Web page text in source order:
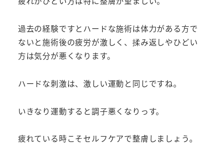
過去の経験ですとハードな施術は体力がある方で
ないと施術後の疲労が激しく、揉み返しやひどい
方は気分が悪くなります。
ハードな刺激は、激しい運動と同じですね。
いきなり運動すると調子悪くなりっす。
疲れている時こそセルフケアで整膚しましょう。